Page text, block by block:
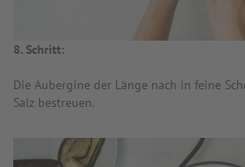
8. Schritt:
Die Aubergine der Länge nach in feine
Salz bestreuen.